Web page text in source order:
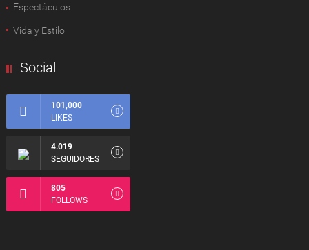
Espectàculos
Vida y Estilo
Social
101,000
LIKES
4.019
SEGUIDORES
805
FOLLOWS